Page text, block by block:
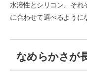
水溶性とシリコン、それ
に合わせて選べるように
なめらかさが